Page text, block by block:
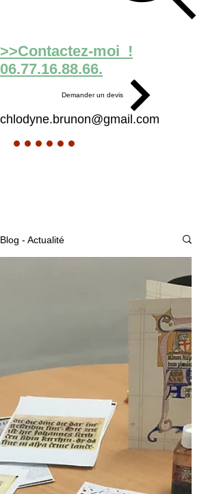
>>Contactez-moi !
06.77.16.88.66.
Demander un devis
chlodyne.brunon@gmail.com
Blog - Actualité